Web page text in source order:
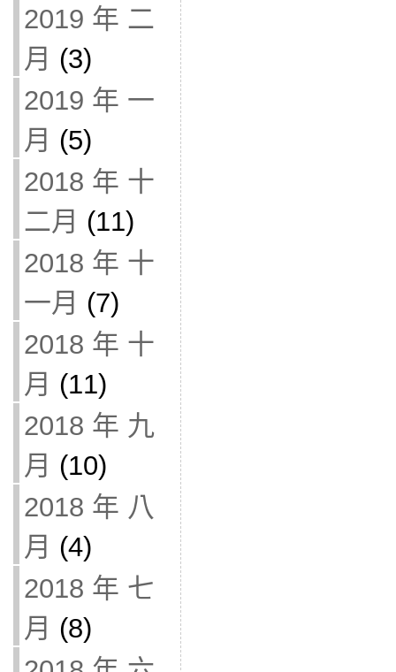
2019 年 二
月 (3)
2019 年 一
月 (5)
2018 年 十
二月 (11)
2018 年 十
一月 (7)
2018 年 十
月 (11)
2018 年 九
月 (10)
2018 年 八
月 (4)
2018 年 七
月 (8)